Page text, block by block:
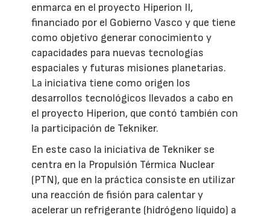
enmarca en el proyecto Hiperion II,
financiado por el Gobierno Vasco y que tiene
como objetivo generar conocimiento y
capacidades para nuevas tecnologías
espaciales y futuras misiones planetarias.
La iniciativa tiene como origen los
desarrollos tecnológicos llevados a cabo en
el proyecto Hiperion, que contó también con
la participación de Tekniker.
En este caso la iniciativa de Tekniker se
centra en la Propulsión Térmica Nuclear
(PTN), que en la práctica consiste en utilizar
una reacción de fisión para calentar y
acelerar un refrigerante (hidrógeno líquido) a